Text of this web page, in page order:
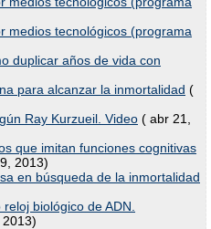
medios tecnológicos (programa
duplicar años de vida con
para alcanzar la inmortalidad (
Ray Kurzueil. Video ( abr 21,
que imitan funciones cognitivas
2013)
en búsqueda de la inmortalidad
biológico de ADN.